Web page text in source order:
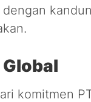
komitmen